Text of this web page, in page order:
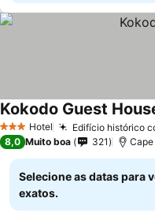
3 EstrelasHotel Edifício histórico
Kokodo Guest
8,0 Muito boa 321
Selecione as datas para
exatos.